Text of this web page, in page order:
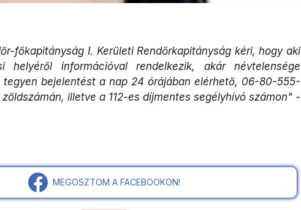
főkapitányság I. Kerületi Rendőrkapitányság kéri, hogy aki
helyéről információval rendelkezik, akár névtelensége
tegyen bejelentést a nap 24 órájában elérhető, 06-80-555-
zöldszámán, illetve a 112-es díjmentes segélyhívó számon" -
MEGOSZTOM A FACEBOOKON!